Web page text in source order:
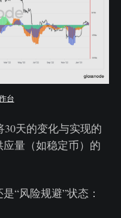
台
天的变化与实现的
量（如稳定币）的
“风险规避”状态：